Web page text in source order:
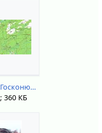
Баталино-Госконюшня на карте 1975.jpg
360 КБ